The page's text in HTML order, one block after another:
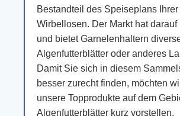
Bestandteil des Speiseplans Ihrer
Wirbellosen. Der Markt hat darauf
und bietet Garnelenhaltern
Algenfutterblätter oder anderes
Damit Sie sich in diesem
besser zurecht finden, möchten
unsere Topprodukte auf dem
Algenfutterblätter kurz vorstellen.